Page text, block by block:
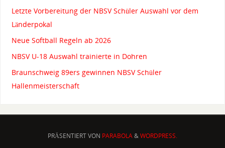
Letzte Vorbereitung der NBSV Schüler Auswahl vor dem
Länderpokal
Neue Softball Regeln ab 2026
NBSV U-18 Auswahl trainierte in Dohren
Braunschweig 89ers gewinnen NBSV Schüler
Hallenmeisterschaft
PRÄSENTIERT VON PARABOLA&WORDPRESS.